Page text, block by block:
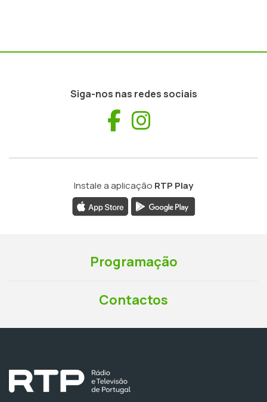
Siga-nos nas redes sociais
Facebook
Instale a aplicação RTP Play
Programação
Contactos